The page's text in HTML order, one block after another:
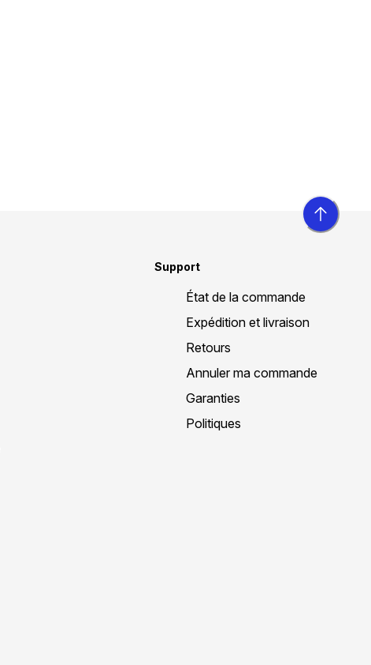
Support
État de la commande
Expédition et livraison
Retours
Annuler ma commande
Garanties
Politiques